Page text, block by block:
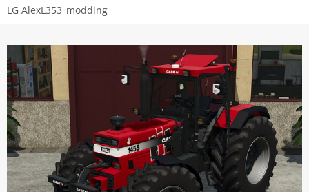
LG AlexL353_modding